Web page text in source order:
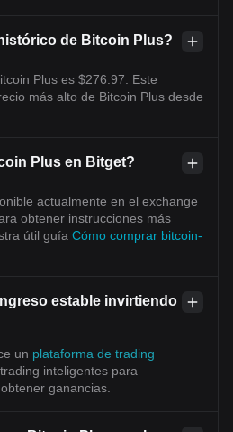
de Bitcoin Plus?
Plus es $276.97. Este
más alto de Bitcoin Plus desde
Plus en Bitget?
actualmente en el exchange
obtener instrucciones más
útil guía Cómo comprar bitcoin-
estable invirtiendo
un plataforma de trading
trading inteligentes para
ganancias.